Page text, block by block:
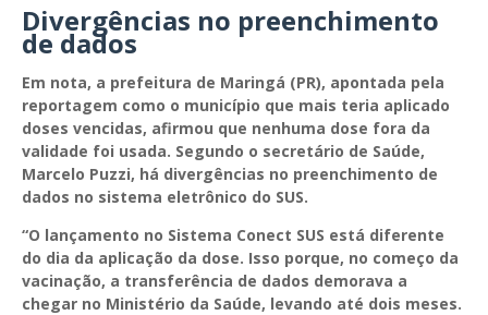
Divergências no preenchimento
de dados
Em nota, a prefeitura de Maringá (PR), apontada pela
reportagem como o município que mais teria aplicado
doses vencidas, afirmou que nenhuma dose fora da
validade foi usada. Segundo o secretário de Saúde,
Marcelo Puzzi, há divergências no preenchimento de
dados no sistema eletrônico do SUS.
“O lançamento no Sistema Conect SUS está diferente
do dia da aplicação da dose. Isso porque, no começo da
vacinação, a transferência de dados demorava a
chegar no Ministério da Saúde, levando até dois meses.